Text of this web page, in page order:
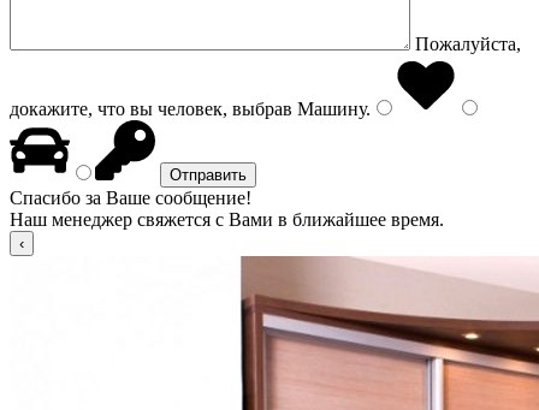
Пожалуйста,
докажите, что вы человек, выбрав Машину.
Спасибо за Ваше сообщение!
Наш менеджер свяжется с Вами в ближайшее время.